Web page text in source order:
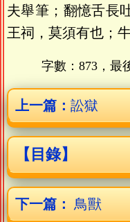
夫舉筆；翻憶舌長
王祠，莫須有也；
字數：873，最
上一篇： 訟獄
【目錄】
下一篇： 鳥獸